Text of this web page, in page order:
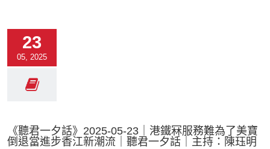
23
05, 2025
《聽君一夕話》2025-05-23｜港鐵冧服務難為了美寶
倒退當進步香江新潮流｜聽君一夕話｜主持：陳珏明